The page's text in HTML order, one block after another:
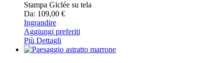
Stampa Giclée su tela
Da: 109,00 €
Ingrandire
Aggiungi preferiti
Più Dettagli